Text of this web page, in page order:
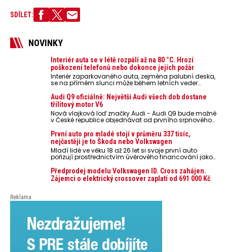
SDÍLET:
NOVINKY
Interiér auta se v létě rozpálí až na 80 °C. Hrozí
poškození telefonů nebo dokonce jejich požár
Interiér zaparkovaného auta, zejména palubní deska,
se na přímém slunci může během letních veder
nebezpečí pro odložené mobilní telefony, powerbanky
nebo notebooky. Můžou urychlit stárnutí baterií,
poškodit elektroniku a ve výjimečných případech i
zvýšit riziko požáru.
Audi Q9 oficiálně: Největší Audi všech dob dostane
třílitový motor V6
Nová vlajková loď značky Audi - Audi Q9 bude možné
v České republice objednávat od prvního srpnového
První auto pro mladé stojí v průměru 337 tisíc,
nejčastěji je to Škoda nebo Volkswagen
Mladí lidé ve věku 18 až 26 let si svoje první auto
pořizují prostřednictvím úvěrového financování jako
auto. Průměrná pořizovací cena vozu dosahuje 337
tisíc korun a průměrná financovaná částka
přesahuje 251 tisíc korun. Vyplývá to z dat Leasingu
Předprodej modelu Volkswagen ID. Cross zahájen.
Zájemci o elektrický crossover zaplatí od 691 000 Kč
Reklama